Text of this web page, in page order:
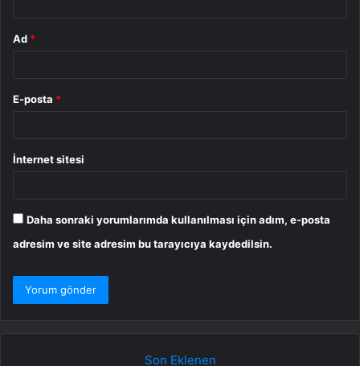
Ad *
E-posta *
İnternet sitesi
Daha sonraki yorumlarımda kullanılması için adım, e-posta
adresim ve site adresim bu tarayıcıya kaydedilsin.
Son Eklenen